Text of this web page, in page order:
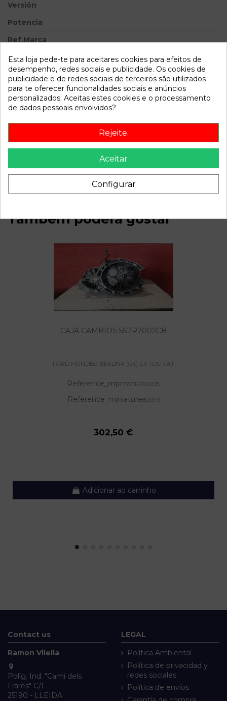
Versión
Potencia
Ref.Marca
Modelo
Referência 808074
Disponível a partir de: 2022-04-06
Recambio de centralita cierre para ford mondeo berlina (ge)
2.0 tdci cat referencia OEM IAM 5WK48751F
3S7T15K600SC
Também poderá gostar
CAJA CAMBIOS 5S7R7002CB
FORD MONDEO BERLINA (GE) 2.0 TDCI CAT
Reference_mpn5S7R7002CB
Reference_miniature801979
302,50 €
Adicionar ao carrinho
Contact us
Ramon Vilella
Políg. Ind. "Camí dels
Frares" C/F
25190 - LLEIDA
LEGAL
Política Ambiental
Política de privacidad y
redes sociales
Política de envíos
Esta loja pede-te para aceitares cookies para efeitos de
desempenho, redes sociais e publicidade. Os cookies de
publicidade e de redes sociais de terceiros são utilizados
para te oferecer funcionalidades sociais e anúncios
personalizados. Aceitas estes cookies e o processamento
de dados pessoais envolvidos?
Rejeite.
Aceitar
Configurar